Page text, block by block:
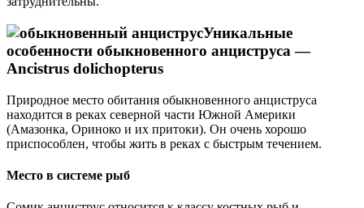
Уникальные
особенности обыкновенного анциструса —
Ancistrus dolichopterus
Природное место обитания обыкновенного анциструса
находится в реках северной части Южной Америки
(Амазонка, Ориноко и их притоки). Он очень хорошо
приспособлен, чтобы жить в реках с быстрым течением.
Место в системе рыб